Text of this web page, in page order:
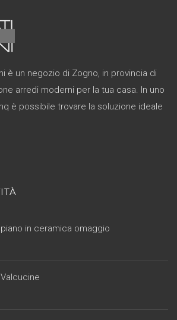
è un negozio di Zogno, in provincia di
arredi moderni per la tua casa. In uno
è possibile trovare la soluzione ideale
in ceramica omaggio